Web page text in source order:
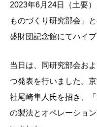
2023年6月24日（土要
ものづくり研究部会」
盛財団記念館にてハイ
当日は、同研究部会お
つ発表を行いました。
社尾崎隼人氏を招き、
の製法とオペレーショ